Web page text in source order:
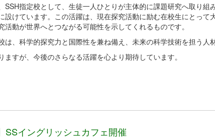
SSH指定校として、生徒一人ひとりが主体的に課題研究へ取り
設けています。この活躍は、現在探究活動に励む在校生にとっ
活動が世界へとつながる可能性を示してくれるものです。
は、科学的探究力と国際性を兼ね備え、未来の科学技術を担う人
ますが、今後のさらなる活躍を心より期待しています。
SSイングリッシュカフェ開催